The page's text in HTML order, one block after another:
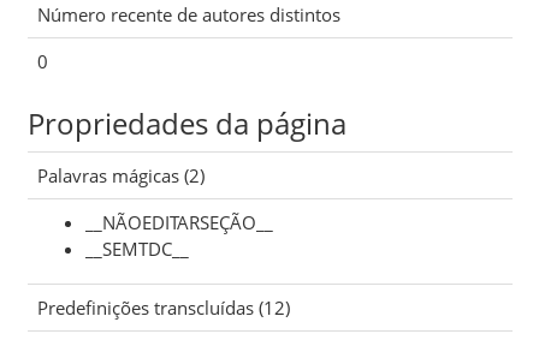
Número recente de autores distintos
0
Propriedades da página
Palavras mágicas (2)
__NÃOEDITARSEÇÃO__
__SEMTDC__
Predefinições transcluídas (12)